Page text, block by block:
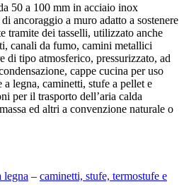
50 a 100 mm in acciaio inox
ancoraggio a muro adatto a sostenere
tramite dei tasselli, utilizzato anche
canali da fumo, camini metallici
di tipo atmosferico, pressurizzato, ad
cappe cucina per uso
legna, caminetti, stufe a pellet e
per il trasporto dell’aria calda
ed altri a convenzione naturale o
legna – caminetti, stufe, termostufe e